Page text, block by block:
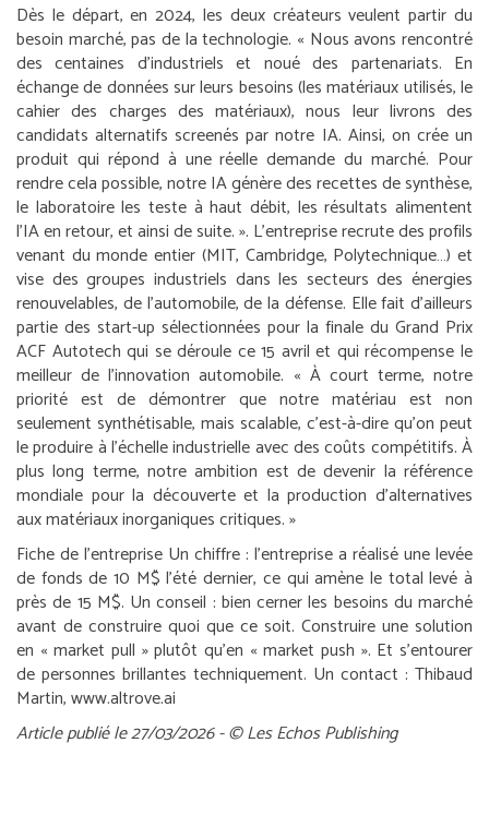
Dès le départ, en 2024, les deux créateurs veulent partir du
besoin marché, pas de la technologie. « Nous avons rencontré
des centaines d’industriels et noué des partenariats. En
échange de données sur leurs besoins (les matériaux utilisés, le
cahier des charges des matériaux), nous leur livrons des
candidats alternatifs screenés par notre IA. Ainsi, on crée un
produit qui répond à une réelle demande du marché. Pour
rendre cela possible, notre IA génère des recettes de synthèse,
le laboratoire les teste à haut débit, les résultats alimentent
l’IA en retour, et ainsi de suite.». L’entreprise recrute des profils
venant du monde entier (MIT, Cambridge, Polytechnique…) et
vise des groupes industriels dans les secteurs des énergies
renouvelables, de l’automobile, de la défense. Elle fait d’ailleurs
partie des start-up sélectionnées pour la finale du Grand Prix
ACF Autotech qui se déroule ce 15 avril et qui récompense le
meilleur de l’innovation automobile. « À court terme, notre
priorité est de démontrer que notre matériau est non
seulement synthétisable, mais scalable, c’est-à-dire qu’on peut
le produire à l’échelle industrielle avec des coûts compétitifs. À
plus long terme, notre ambition est de devenir la référence
mondiale pour la découverte et la production d’alternatives
aux matériaux inorganiques critiques.»
Fiche de l’entreprise Un chiffre : l’entreprise a réalisé une levée
de fonds de 10 M$ l’été dernier, ce qui amène le total levé à
près de 15 M$. Un conseil : bien cerner les besoins du marché
avant de construire quoi que ce soit. Construire une solution
en « market pull » plutôt qu’en « market push ». Et s’entourer
de personnes brillantes techniquement. Un contact : Thibaud
Martin, www.altrove.ai
Article publié le 27/03/2026 - © Les Echos Publishing